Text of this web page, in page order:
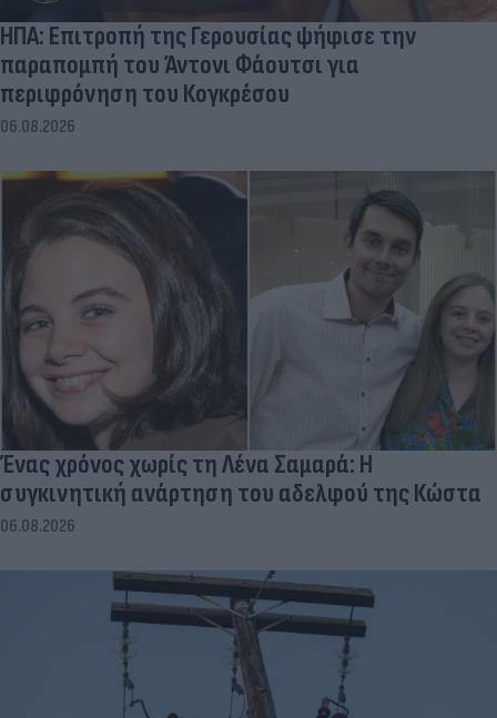
ΗΠΑ: Επιτροπή της Γερουσίας ψήφισε την
παραπομπή του Άντονι Φάουτσι για
περιφρόνηση του Κογκρέσου
06.08.2026
Ένας χρόνος χωρίς τη Λένα Σαμαρά: Η
συγκινητική ανάρτηση του αδελφού της Κώστα
06.08.2026